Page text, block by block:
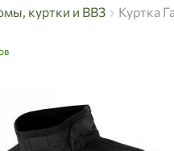
куртки и ВВЗ Куртка